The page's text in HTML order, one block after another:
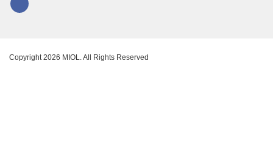
Copyright 2026 MIOL. All Rights Reserved